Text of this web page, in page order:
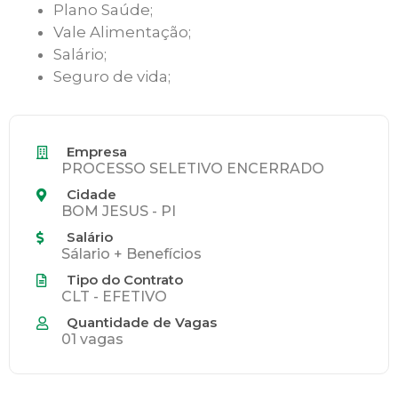
Plano Saúde;
Vale Alimentação;
Salário;
Seguro de vida;
Empresa
PROCESSO SELETIVO ENCERRADO
Cidade
BOM JESUS - PI
Salário
Sálario + Benefícios
Tipo do Contrato
CLT - EFETIVO
Quantidade de Vagas
01 vagas